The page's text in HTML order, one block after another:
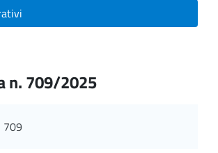
n. 709/2025
709